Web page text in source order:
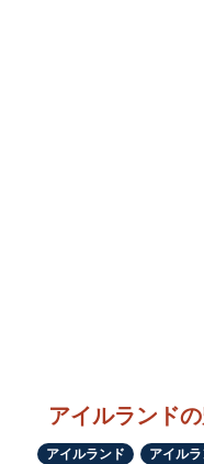
アイルランド
アイルランド アイル